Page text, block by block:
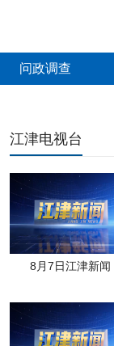
问政调查
江津电视台
8月7日江津新闻